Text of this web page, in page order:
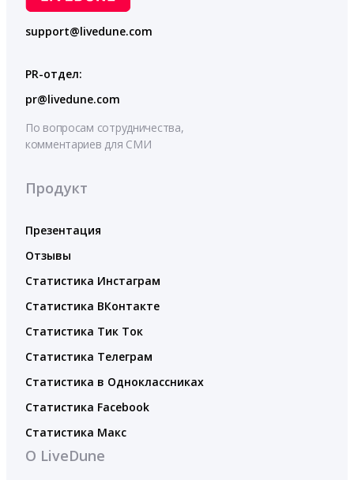
support@livedune.com
PR-отдел:
pr@livedune.com
По вопросам сотрудничества,
комментариев для СМИ
Продукт
Презентация
Отзывы
Статистика Инстаграм
Статистика ВКонтакте
Статистика Тик Ток
Статистика Телеграм
Статистика в Одноклассниках
Статистика Facebook
Статистика Макс
О LiveDune